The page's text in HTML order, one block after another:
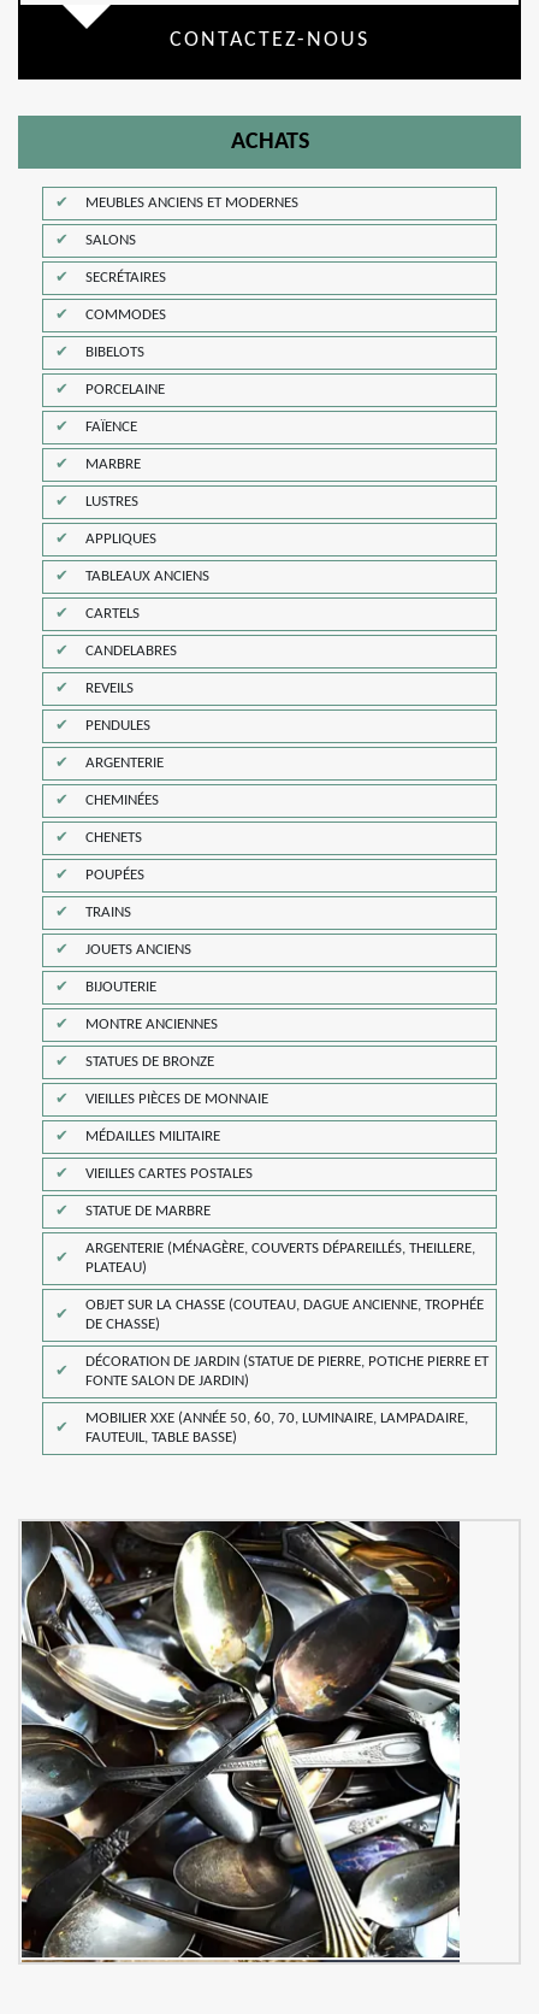
CONTACTEZ-NOUS
ACHATS
MEUBLES ANCIENS ET MODERNES
SALONS
SECRÉTAIRES
COMMODES
BIBELOTS
PORCELAINE
FAÏENCE
MARBRE
LUSTRES
APPLIQUES
TABLEAUX ANCIENS
CARTELS
CANDELABRES
REVEILS
PENDULES
ARGENTERIE
CHEMINÉES
CHENETS
POUPÉES
TRAINS
JOUETS ANCIENS
BIJOUTERIE
MONTRE ANCIENNES
STATUES DE BRONZE
VIEILLES PIÈCES DE MONNAIE
MÉDAILLES MILITAIRE
VIEILLES CARTES POSTALES
STATUE DE MARBRE
ARGENTERIE (MÉNAGÈRE, COUVERTS DÉPAREILLÉS, THEILLERE,
PLATEAU)
OBJET SUR LA CHASSE (COUTEAU, DAGUE ANCIENNE, TROPHÉE
DE CHASSE)
DÉCORATION DE JARDIN (STATUE DE PIERRE, POTICHE PIERRE ET
FONTE SALON DE JARDIN)
MOBILIER XXE (ANNÉE 50, 60, 70, LUMINAIRE, LAMPADAIRE,
FAUTEUIL, TABLE BASSE)